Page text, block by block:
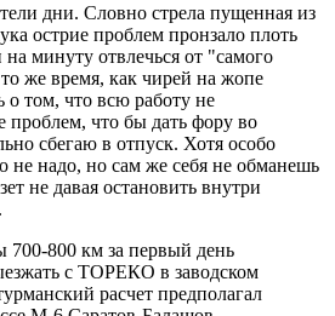
дни. Словно стрела пущенная из
острие проблем пронзало плоть
минуту отвлечься от "самого
же время, как чирей на жопе
о том, что всю работу не
проблем, что бы дать фору во
сбегаю в отпуск. Хотя особо
не надо, но сам же себя не обманешь
не давая остановить внутри
700-800 км за первый день
с ТОРЕКО в заводском
расчет предполагал